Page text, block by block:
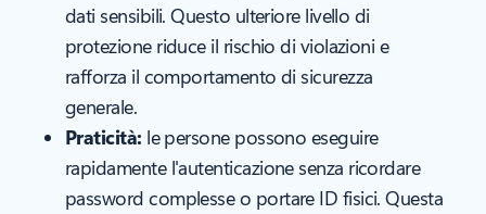
dati sensibili. Questo ulteriore livello di
protezione riduce il rischio di violazioni e
rafforza il comportamento di sicurezza
generale.
Praticità: le persone possono eseguire
rapidamente l'autenticazione senza ricordare
password complesse o portare ID fisici. Questa